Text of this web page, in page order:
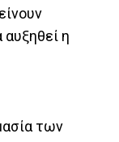
αυξηθεί η
των